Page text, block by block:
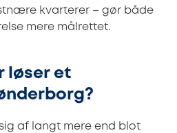
kvarterer – gør både
mere målrettet.
løser et
af langt mere end blot